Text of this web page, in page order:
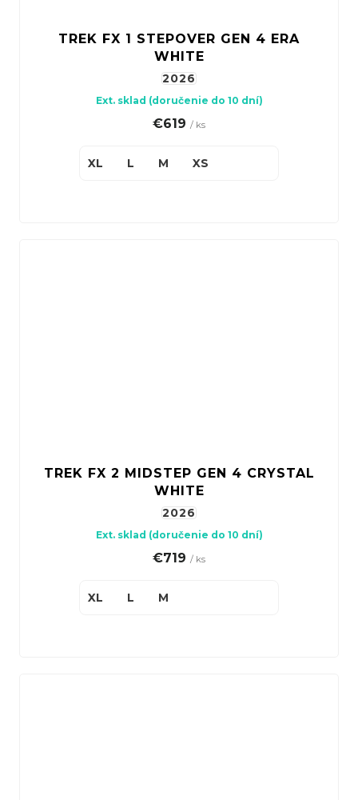
TREK FX 1 STEPOVER GEN 4 ERA
WHITE
2026
Ext. sklad (doručenie do 10 dní)
€619 / ks
XL L M XS
TREK FX 2 MIDSTEP GEN 4 CRYSTAL
WHITE
2026
Ext. sklad (doručenie do 10 dní)
€719 / ks
XL L M